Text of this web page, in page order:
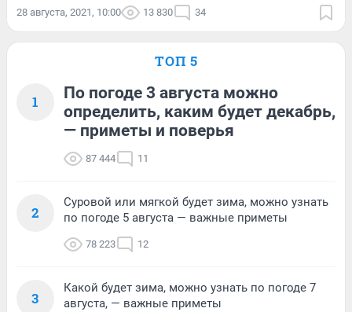
28 августа, 2021, 10:00 13 830 34
ТОП 5
1
По погоде 3 августа можно
определить, каким будет декабрь,
— приметы и поверья
87 444 11
2
Суровой или мягкой будет зима, можно узнать
по погоде 5 августа — важные приметы
78 223 12
3
Какой будет зима, можно узнать по погоде 7
августа, — важные приметы